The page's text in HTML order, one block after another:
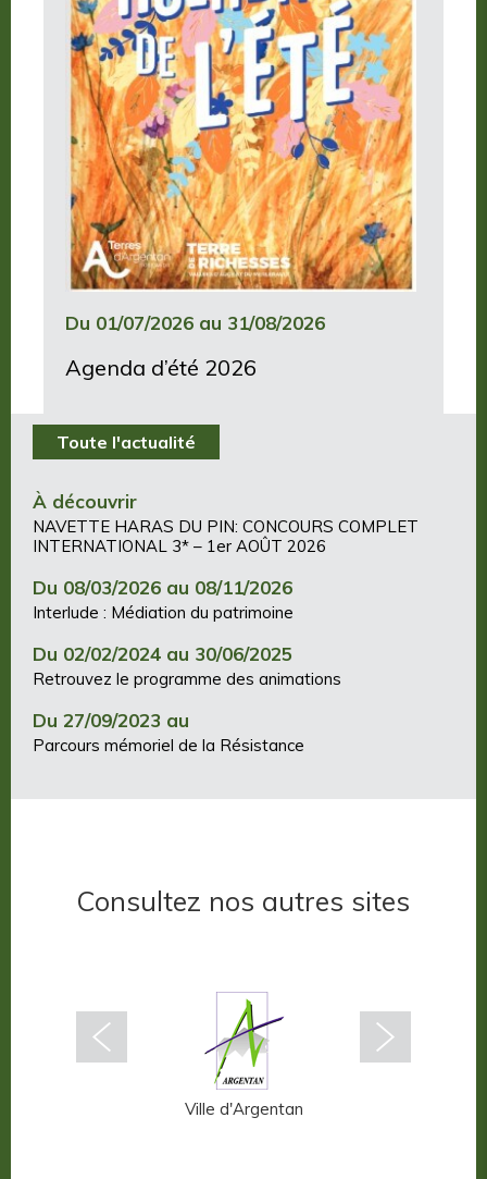
Du 01/07/2026 au 31/08/2026
Agenda d’été 2026
Toute l'actualité
À découvrir
NAVETTE HARAS DU PIN: CONCOURS COMPLET
INTERNATIONAL 3* – 1er AOÛT 2026
Du 08/03/2026 au 08/11/2026
Interlude : Médiation du patrimoine
Du 02/02/2024 au 30/06/2025
Retrouvez le programme des animations
Du 27/09/2023 au
Parcours mémoriel de la Résistance
Consultez nos autres sites
Ville d'Argentan